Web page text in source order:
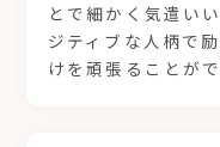
とで細かく気遣い
ジティブな人柄で
けを頑張ることがで